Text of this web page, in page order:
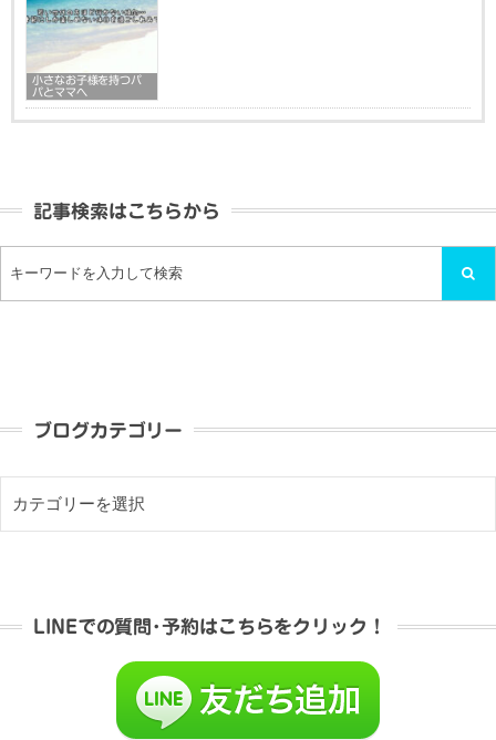
小さなお子様を持つパ
パとママへ
記事検索はこちらから
ブログカテゴリー
LINEでの質問･予約はこちらをクリック！